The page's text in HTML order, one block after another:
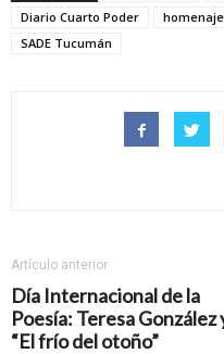
Diario Cuarto Poder
homenaje
SADE Tucumán
Artículo anterior
Día Internacional de la
Poesía: Teresa González
“El frío del otoño”